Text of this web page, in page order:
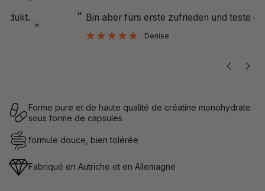
“
Bin aber fürs erste zufrieden und teste es weiter.
Denise
Forme pure et de haute qualité de créatine monohydrate
sous forme de capsules
formule douce, bien tolérée
Fabriqué en Autriche et en Allemagne